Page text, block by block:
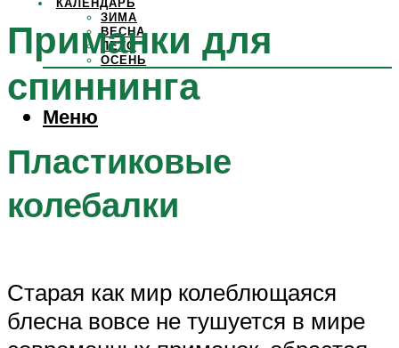
КАЛЕНДАРЬ
ЗИМА
ВЕСНА
ЛЕТО
ОСЕНЬ
Меню
Приманки для
спиннинга
Пластиковые
колебалки
Старая как мир колеблющаяся
блесна вовсе не тушуется в мире